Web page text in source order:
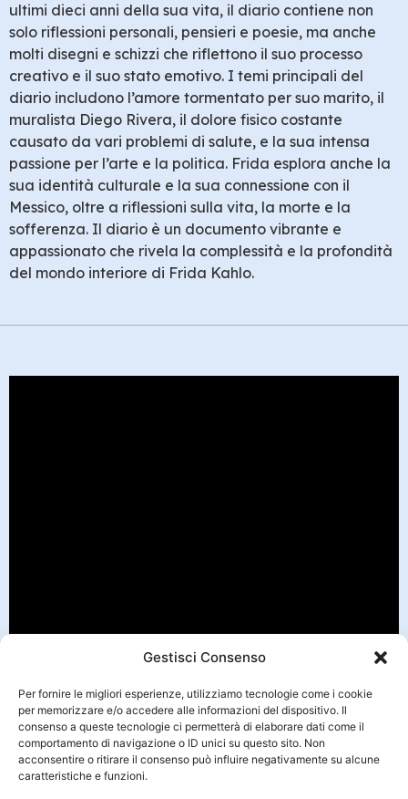
Gestisci Consenso
Per fornire le migliori esperienze, utilizziamo tecnologie come i cookie
per memorizzare e/o accedere alle informazioni del dispositivo. Il
consenso a queste tecnologie ci permetterà di elaborare dati come il
comportamento di navigazione o ID unici su questo sito. Non
acconsentire o ritirare il consenso può influire negativamente su alcune
caratteristiche e funzioni.
ultimi dieci anni della sua vita, il diario contiene non
solo riflessioni personali, pensieri e poesie, ma anche
molti disegni e schizzi che riflettono il suo processo
creativo e il suo stato emotivo. I temi principali del
diario includono l’amore tormentato per suo marito, il
muralista Diego Rivera, il dolore fisico costante
causato da vari problemi di salute, e la sua intensa
passione per l’arte e la politica. Frida esplora anche la
sua identità culturale e la sua connessione con il
Messico, oltre a riflessioni sulla vita, la morte e la
sofferenza. Il diario è un documento vibrante e
appassionato che rivela la complessità e la profondità
del mondo interiore di Frida Kahlo.